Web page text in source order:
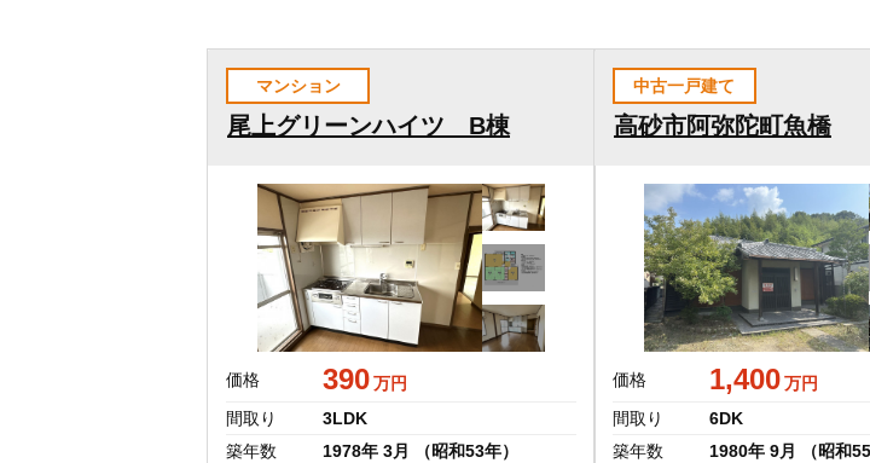
マンション
尾上グリーンハイツ B棟
価格 390万円
間取り
3LDK
築年数
1978年 3月 （昭和53年）
中古一戸建て
高砂市阿弥陀町魚橋
価格 1,400万円
間取り
6DK
築年数
1980年 9月 （昭和55